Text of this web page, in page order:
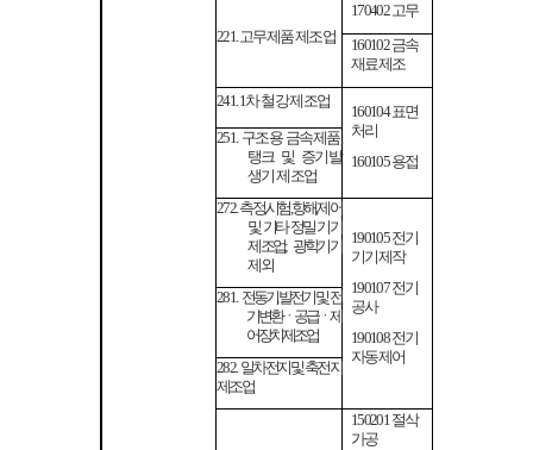
221.고무제품 제조업
170402고무
160102금속
재료제조
160104표면
처리
160105용접
241. 1차 철강 제조업
251. 구조용 금속제품,
탱크 및 증기발
생기 제조업
272.측정,시험,항해,제어
및 기타정밀 기기
제조업; 광학기기
제외
190105전기
기기제작
190107전기
공사
190108전기
자동제어
281. 전동기,발전기 및 전
기변환ㆍ공급ㆍ제
어 장치 제조업
282.일차전지 및 축전지
제조업
150201절삭
가공